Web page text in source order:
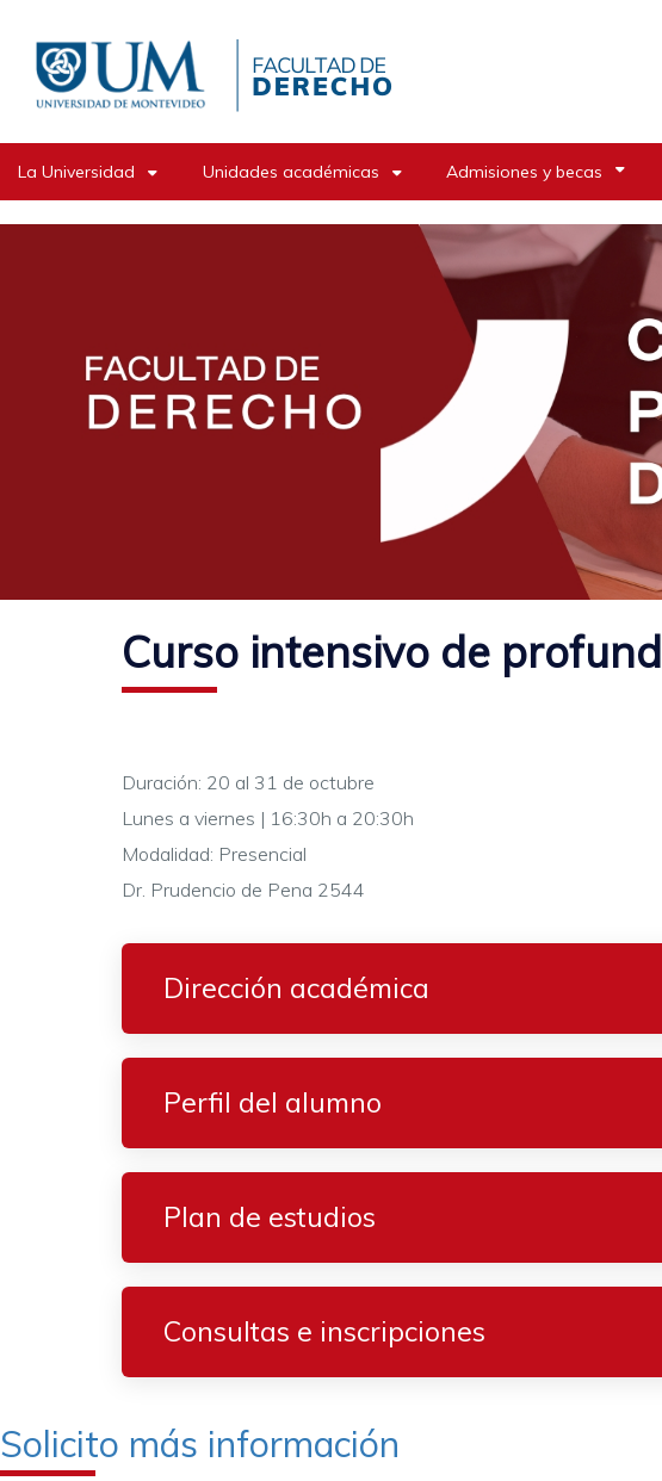
contenido
principal
La Universidad Unidades académicas Admisiones y becas
Curso intensivo de
Duración: 20 al 31 de octubre
Lunes a viernes | 16:30h a 20:30h
Modalidad: Presencial
Dr. Prudencio de Pena 2544
Dirección académica
Perfil del alumno
Plan de estudios
Consultas e inscripciones
Solicito más información